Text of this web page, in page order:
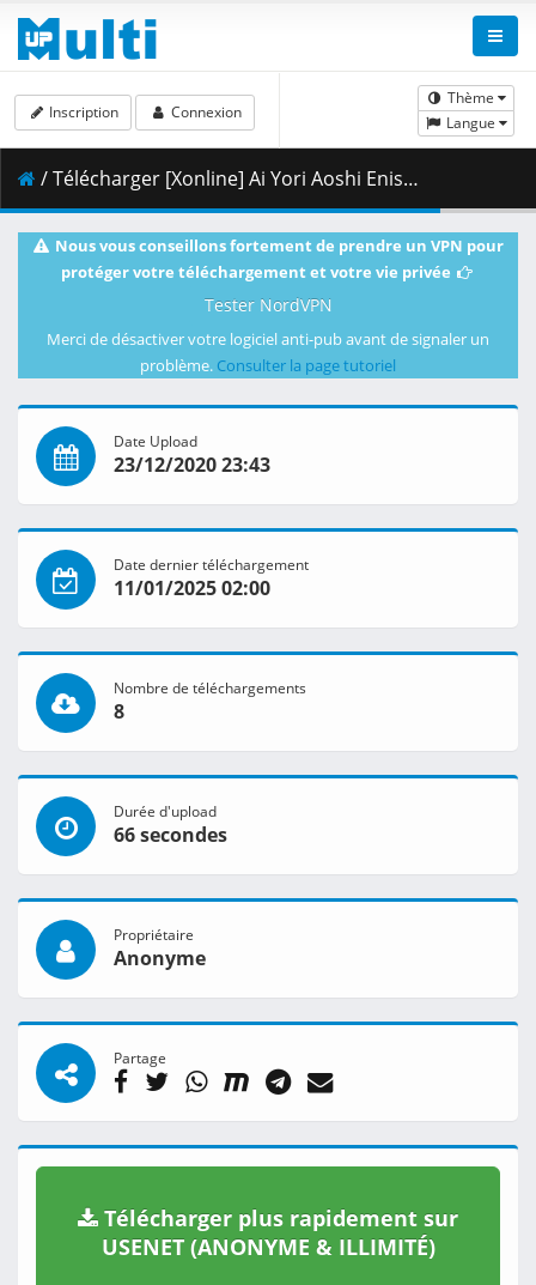
Thème
Langue
Inscription Connexion
/ Télécharger [Xonline] Ai Yori Aoshi Enishi - 04 (BD 1080p HEVC AC3 FLAC) [794FCD6B].mkv.001 ( 313.98 MB )
Nous vous conseillons fortement de prendre un VPN pour
protéger votre téléchargement et votre vie privée
Tester NordVPN
Merci de désactiver votre logiciel anti-pub avant de signaler un
problème. Consulter la page tutoriel
Date Upload
23/12/2020 23:43
Date dernier téléchargement
11/01/2025 02:00
Nombre de téléchargements
8
Durée d'upload
66 secondes
Propriétaire
Anonyme
Partage
Télécharger plus rapidement sur
USENET (ANONYME & ILLIMITÉ)